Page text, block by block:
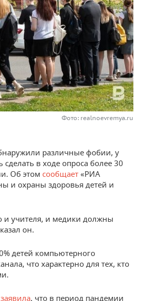
Фото: realnoevremya.ru
различные фобии, у
в ходе опроса более 30
Об этом сообщает «РИА
и охраны здоровья детей и
и учителя, и медики должны
он.
детей компьютерного
что характерно для тех, кто
заявила, что в период пандемии